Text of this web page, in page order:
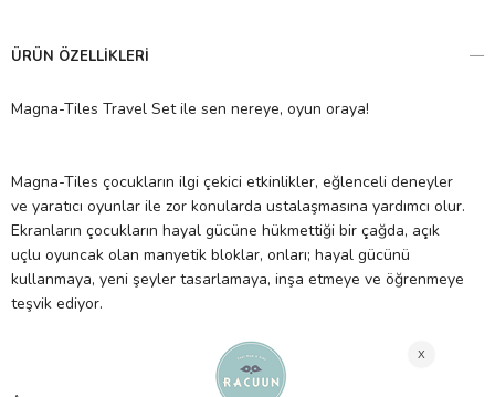
ÜRÜN ÖZELLIKLERI
Magna-Tiles Travel Set ile sen nereye, oyun oraya!
Magna-Tiles çocukların ilgi çekici etkinlikler, eğlenceli deneyler
ve yaratıcı oyunlar ile zor konularda ustalaşmasına yardımcı olur.
Ekranların çocukların hayal gücüne hükmettiği bir çağda, açık
uçlu oyuncak olan manyetik bloklar, onları; hayal gücünü
kullanmaya, yeni şeyler tasarlamaya, inşa etmeye ve öğrenmeye
teşvik ediyor.